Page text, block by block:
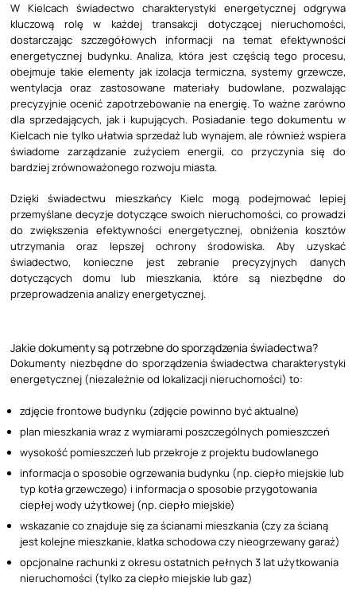
W Kielcach świadectwo charakterystyki energetycznej odgrywa
kluczową rolę w każdej transakcji dotyczącej nieruchomości,
dostarczając szczegółowych informacji na temat efektywności
energetycznej budynku. Analiza, która jest częścią tego procesu,
obejmuje takie elementy jak izolacja termiczna, systemy grzewcze,
wentylacja oraz zastosowane materiały budowlane, pozwalając
precyzyjnie ocenić zapotrzebowanie na energię. To ważne zarówno
dla sprzedających, jak i kupujących. Posiadanie tego dokumentu w
Kielcach nie tylko ułatwia sprzedaż lub wynajem, ale również wspiera
świadome zarządzanie zużyciem energii, co przyczynia się do
bardziej zrównoważonego rozwoju miasta.
Dzięki świadectwu mieszkańcy Kielc mogą podejmować lepiej
przemyślane decyzje dotyczące swoich nieruchomości, co prowadzi
do zwiększenia efektywności energetycznej, obniżenia kosztów
utrzymania oraz lepszej ochrony środowiska. Aby uzyskać
świadectwo, konieczne jest zebranie precyzyjnych danych
dotyczących domu lub mieszkania, które są niezbędne do
przeprowadzenia analizy energetycznej.
Jakie dokumenty są potrzebne do sporządzenia świadectwa?
Dokumenty niezbędne do sporządzenia świadectwa charakterystyki
energetycznej (niezależnie od lokalizacji nieruchomości) to:
zdjęcie frontowe budynku (zdjęcie powinno być aktualne)
plan mieszkania wraz z wymiarami poszczególnych pomieszczeń
wysokość pomieszczeń lub przekroje z projektu budowlanego
informacja o sposobie ogrzewania budynku (np. ciepło miejskie lub
typ kotła grzewczego) i informacja o sposobie przygotowania
ciepłej wody użytkowej (np. ciepło miejskie)
wskazanie co znajduje się za ścianami mieszkania (czy za ścianą
jest kolejne mieszkanie, klatka schodowa czy nieogrzewany garaż)
opcjonalne rachunki z okresu ostatnich pełnych 3 lat użytkowania
nieruchomości (tylko za ciepło miejskie lub gaz)